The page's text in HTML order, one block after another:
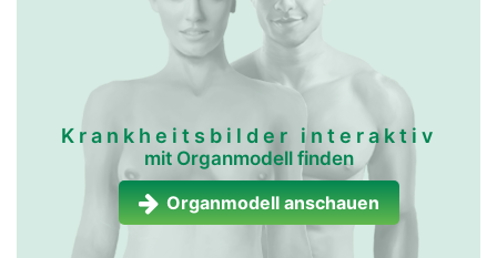
Krankheitsbilder interaktiv
mit Organmodell finden
Organmodell anschauen